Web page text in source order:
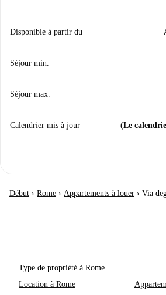
Disponible à partir du
Séjour min.
Séjour max.
Calendrier mis à jour (Le
Début › Rome › Appartements à louer › Via
Type de propriété à Rome
Location à Rome